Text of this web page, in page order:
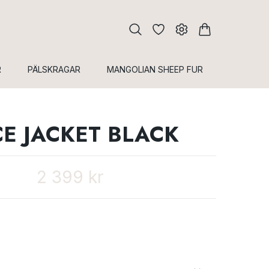
PÄLSKRAGAR MANGOLIAN SHEEP FUR
JACKET BLACK
2 399 kr